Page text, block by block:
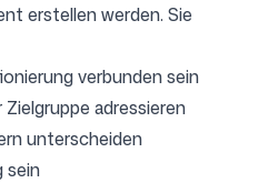
erstellen werden. Sie
verbunden sein
adressieren
unterscheiden
sein